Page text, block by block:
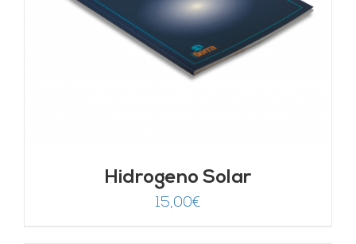
Hidrogeno Solar
15,00€